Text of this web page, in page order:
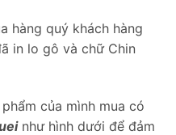
hàng quý khách hàng
in lo gô và chữ Chin
của mình mua có
như hình dưới để đảm